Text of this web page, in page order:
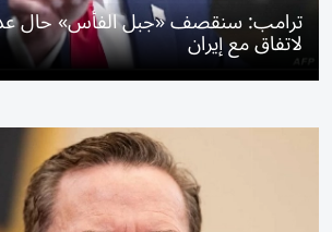
ترامب: سنقصف «جبل الفأس» حال
لاتفاق مع إيران